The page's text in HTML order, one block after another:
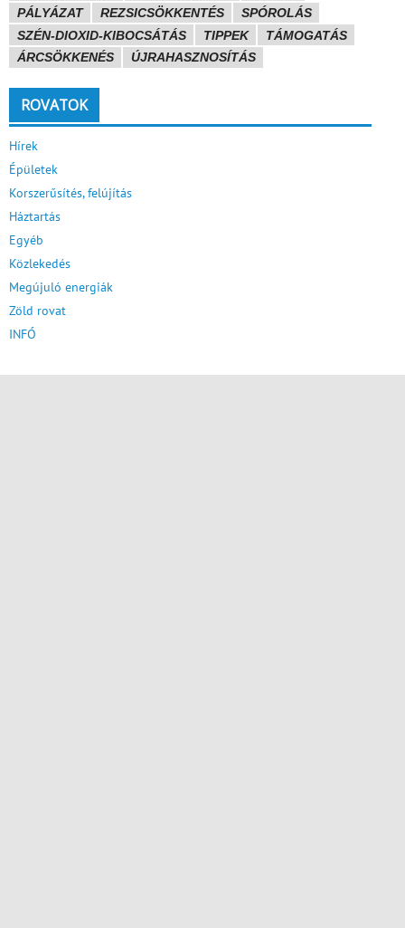
PÁLYÁZAT
REZSICSÖKKENTÉS
SPÓROLÁS
SZÉN-DIOXID-KIBOCSÁTÁS
TIPPEK
TÁMOGATÁS
ÁRCSÖKKENÉS
ÚJRAHASZNOSÍTÁS
ROVATOK
Hírek
Épületek
Korszerűsítés, felújítás
Háztartás
Egyéb
Közlekedés
Megújuló energiák
Zöld rovat
INFÓ